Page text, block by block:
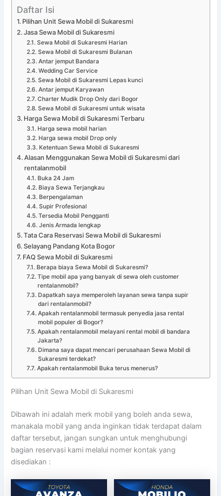
Daftar Isi
Pilihan Unit Sewa Mobil di Sukaresmi
Jasa Sewa Mobil di Sukaresmi
Sewa Mobil di Sukaresmi Harian
Sewa Mobil di Sukaresmi Bulanan
Antar jemput Bandara
Wedding Car Service
Sewa Mobil di Sukaresmi Lepas kunci
Antar jemput Karyawan
Charter Mudik Drop Only dari Bogor
Sewa Mobil di Sukaresmi untuk wisata
Harga Sewa Mobil di Sukaresmi Terbaru
Harga sewa mobil harian
Harga sewa mobil Drop only
Ketentuan Sewa Mobil di Sukaresmi
Alasan Menggunakan Sewa Mobil di Sukaresmi dari
rentalanmobil
Buka 24 Jam
Biaya Sewa Terjangkau
Berpengalaman
Supir Profesional
Tersedia Mobil Pengganti
Jenis Armada lengkap
Tata Cara Reservasi Sewa Mobil di Sukaresmi
Selayang Pandang Kota Bogor
FAQ Sewa Mobil di Sukaresmi
Berapa biaya Sewa Mobil di Sukaresmi?
Tipe mobil apa yang banyak di sewa oleh customer
rentalanmobil?
Dapatkah saya memperoleh layanan sewa tanpa supir
dari rentalanmobil?
Apakah rentalanmobil termasuk penyedia jasa rental
mobil populer di Bogor?
Apakah rentalanmobil melayani rental mobil di bandara
Jakarta?
Dimana saya dapat mencari perusahaan Sewa Mobil di
Sukaresmi terdekat?
Apakah rentalanmobil Buka terus menerus?
Pilihan Unit Sewa Mobil di Sukaresmi
Dibawah ini adalah merk mobil yang boleh anda sewa,
manakala mobil yang anda inginkan tidak terdapat dalam
daftar tersebut, jangan sungkan untuk menghubungi
bagian reservasi kami melalui nomer kontak yang
disediakan :